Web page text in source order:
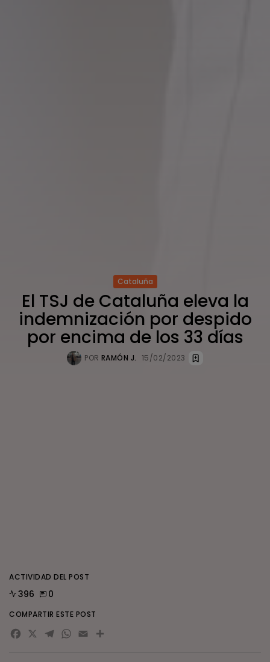
Cataluña
El TSJ de Cataluña eleva la
indemnización por despido
por encima de los 33 días
POR RAMÓN J. 15/02/2023
ACTIVIDAD DEL POST
396 0
COMPARTIR ESTE POST
Facebook
X Telegram
WhatsApp
EmailCompartir